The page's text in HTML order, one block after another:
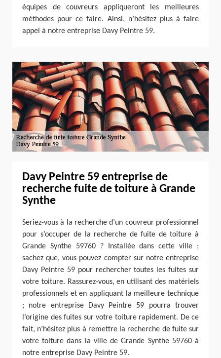
équipes de couvreurs appliqueront les meilleures
méthodes pour ce faire. Ainsi, n’hésitez plus à faire
appel à notre entreprise Davy Peintre 59.
Davy Peintre 59 entreprise de
recherche fuite de toiture à Grande
Synthe
Seriez-vous à la recherche d’un couvreur professionnel
pour s’occuper de la recherche de fuite de toiture à
Grande Synthe 59760 ? Installée dans cette ville ;
sachez que, vous pouvez compter sur notre entreprise
Davy Peintre 59 pour rechercher toutes les fuites sur
votre toiture. Rassurez-vous, en utilisant des matériels
professionnels et en appliquant la meilleure technique
; notre entreprise Davy Peintre 59 pourra trouver
l’origine des fuites sur votre toiture rapidement. De ce
fait, n’hésitez plus à remettre la recherche de fuite sur
votre toiture dans la ville de Grande Synthe 59760 à
notre entreprise Davy Peintre 59.